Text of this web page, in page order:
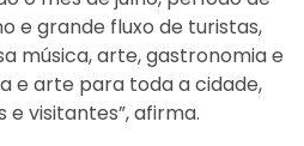
e grande fluxo de turistas,
música, arte, gastronomia e
e arte para toda a cidade,
visitantes”, afirma.